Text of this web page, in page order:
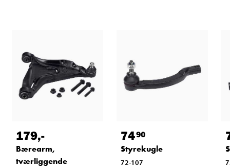
179,-
Bærearm,
tværliggende
7490
Styrekugle
72-107